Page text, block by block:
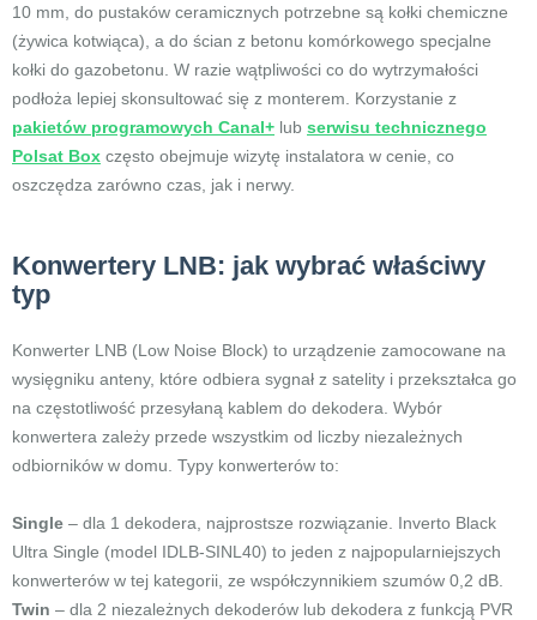
10 mm, do pustaków ceramicznych potrzebne są kołki chemiczne
(żywica kotwiąca), a do ścian z betonu komórkowego specjalne
kołki do gazobetonu. W razie wątpliwości co do wytrzymałości
podłoża lepiej skonsultować się z monterem. Korzystanie z
pakietów programowych Canal+ lub serwisu technicznego
Polsat Box często obejmuje wizytę instalatora w cenie, co
oszczędza zarówno czas, jak i nerwy.
Konwertery LNB: jak wybrać właściwy
typ
Konwerter LNB (Low Noise Block) to urządzenie zamocowane na
wysięgniku anteny, które odbiera sygnał z satelity i przekształca go
na częstotliwość przesyłaną kablem do dekodera. Wybór
konwertera zależy przede wszystkim od liczby niezależnych
odbiorników w domu. Typy konwerterów to:
Single – dla 1 dekodera, najprostsze rozwiązanie. Inverto Black
Ultra Single (model IDLB-SINL40) to jeden z najpopularniejszych
konwerterów w tej kategorii, ze współczynnikiem szumów 0,2 dB.
Twin – dla 2 niezależnych dekoderów lub dekodera z funkcją PVR